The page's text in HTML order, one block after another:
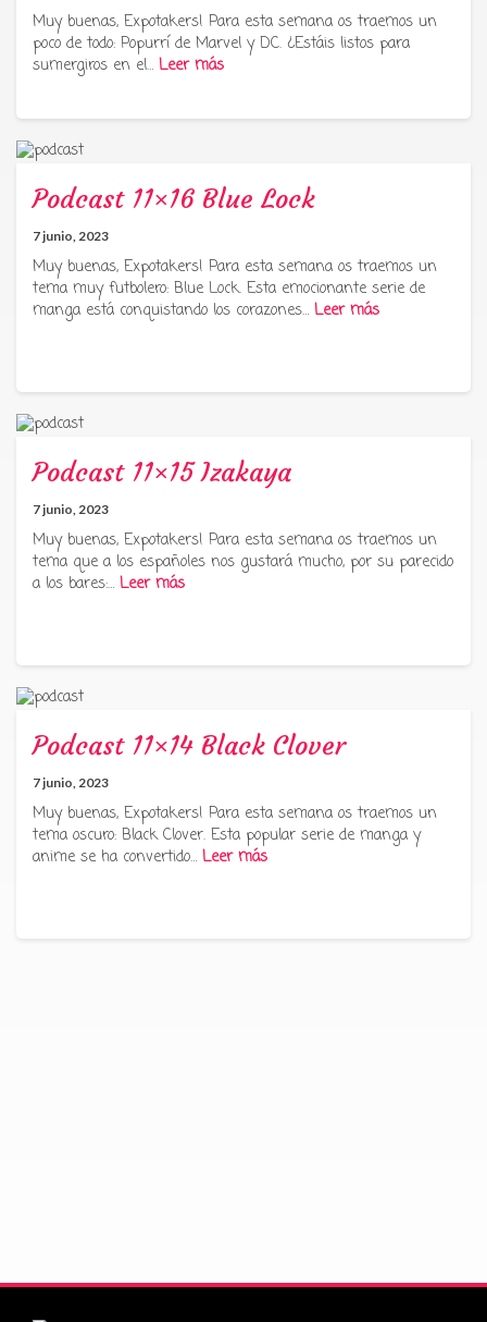
Muy buenas, Expotakers! Para esta semana os traemos un
poco de todo: Popurrí de Marvel y DC. ¿Estáis listos para
sumergiros en el… Leer más
Podcast 11×16 Blue Lock
7 junio, 2023
Muy buenas, Expotakers! Para esta semana os traemos un
tema muy futbolero: Blue Lock. Esta emocionante serie de
manga está conquistando los corazones… Leer más
Podcast 11×15 Izakaya
7 junio, 2023
Muy buenas, Expotakers! Para esta semana os traemos un
tema que a los españoles nos gustará mucho, por su parecido
a los bares:… Leer más
Podcast 11×14 Black Clover
7 junio, 2023
Muy buenas, Expotakers! Para esta semana os traemos un
tema oscuro: Black Clover. Esta popular serie de manga y
anime se ha convertido… Leer más